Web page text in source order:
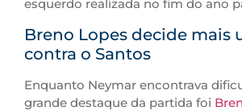
esquerdo realizada no fim do ano
Breno Lopes decide mais
contra o Santos
Enquanto Neymar encontrava
grande destaque da partida foi